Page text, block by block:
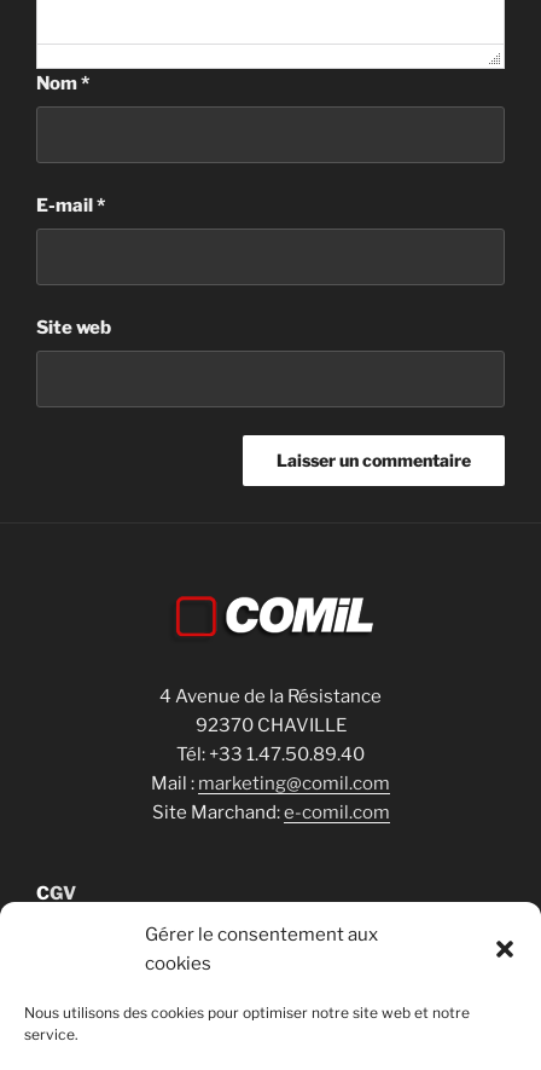
Gérer le consentement aux
cookies
Nous utilisons des cookies pour optimiser notre site web et notre
service.
Nom*
E-mail*
Site web
4 Avenue de la Résistance
92370 CHAVILLE
Tél: +33 1.47.50.89.40
Mail : marketing@comil.com
Site Marchand:e-comil.com
CGV